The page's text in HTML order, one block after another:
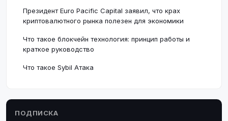
Президент Euro Pacific Capital заявил, что крах
криптовалютного рынка полезен для экономики
Что такое блокчейн технология: принцип работы и
краткое руководство
Что такое Sybil Атака
ПОДПИСКА